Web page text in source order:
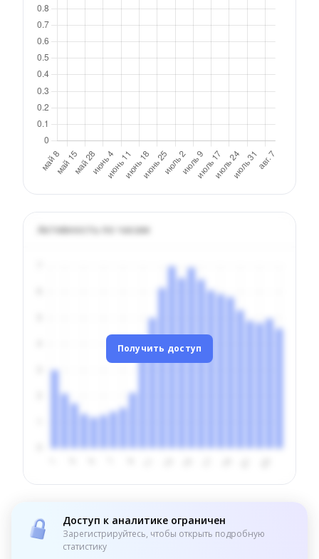
Активность по часам
Получить доступ
Доступ к аналитике ограничен
Зарегистрируйтесь, чтобы открыть подробную
статистику